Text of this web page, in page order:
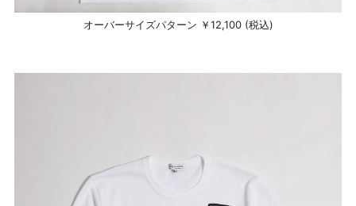
オーバーサイズパターン ￥12,100 (税込)